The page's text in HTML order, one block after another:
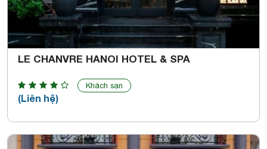
LE CHANVRE HANOI HOTEL & SPA
Khách sạn
(Liên hệ)